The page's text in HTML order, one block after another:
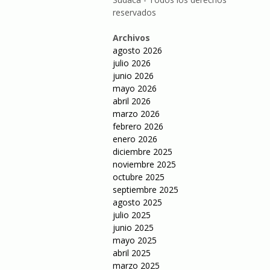
reservados
Archivos
agosto 2026
julio 2026
junio 2026
mayo 2026
abril 2026
marzo 2026
febrero 2026
enero 2026
diciembre 2025
noviembre 2025
octubre 2025
septiembre 2025
agosto 2025
julio 2025
junio 2025
mayo 2025
abril 2025
marzo 2025